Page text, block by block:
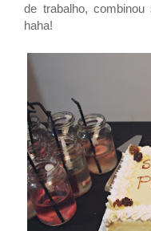
de trabalho,
haha!